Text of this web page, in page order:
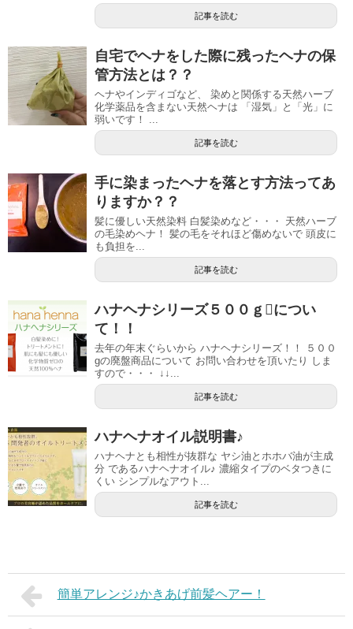
記事を読む
自宅でヘナをした際に残ったヘナの保
管方法とは？？
ヘナやインディゴなど、 染めと関係する天然ハーブ
化学薬品を含まない天然ヘナは 「湿気」と「光」に
弱いです！ ...
記事を読む
手に染まったヘナを落とす方法ってあ
りますか？？
髪に優しい天然染料 白髪染めなど・・・ 天然ハーブ
の毛染めヘナ！ 髪の毛をそれほど傷めないで 頭皮に
も負担を...
記事を読む
ハナヘナシリーズ５００ｇについ
て！！
去年の年末ぐらいから ハナヘナシリーズ！！ ５００
gの廃盤商品について お問い合わせを頂いたり しま
すので・・・ ↓↓...
記事を読む
ハナヘナオイル説明書♪
ハナヘナとも相性が抜群な ヤシ油とホホバ油が主成
分 であるハナヘナオイル♪ 濃縮タイプのベタつきに
くい シンプルなアウト...
記事を読む
簡単アレンジ♪かきあげ前髪ヘアー！